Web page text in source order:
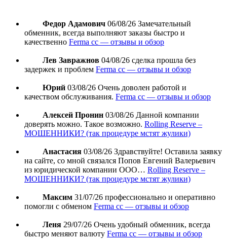
Федор Адамович 06/08/26 Замечательный
обменник, всегда выполняют заказы быстро и
качественно Ferma cc — отзывы и обзор
Лев Завражнов 04/08/26 сделка прошла без
задержек и проблем Ferma cc — отзывы и обзор
Юрий 03/08/26 Очень доволен работой и
качеством обслуживания. Ferma cc — отзывы и обзор
Алексей Пронин 03/08/26 Данной компании
доверять можно. Такое возможно. Rolling Reserve –
МОШЕННИКИ? (так процедуре мстят жулики)
Анастасия 03/08/26 Здравствуйте! Оставила заявку
на сайте, со мной связался Попов Евгений Валерьевич
из юридической компании ООО… Rolling Reserve –
МОШЕННИКИ? (так процедуре мстят жулики)
Максим 31/07/26 профессионально и оперативно
помогли с обменом Ferma cc — отзывы и обзор
Леня 29/07/26 Очень удобный обменник, всегда
быстро меняют валюту Ferma cc — отзывы и обзор